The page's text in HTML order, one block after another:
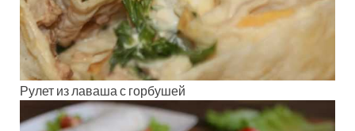
Рулет из лаваша с горбушей